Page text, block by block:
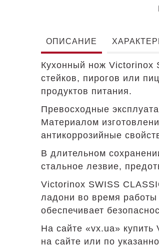
ОПИСАНИЕ
Кухонный нож Victorinox
стейков, пирогов или
продуктов питания.
Превосходные
Материалом
антикоррозийные
В длительном
стальное лезвие,
Victorinox SWISS
ладони во время работы
обеспечивает
На сайте «vx.ua»
на сайте или по